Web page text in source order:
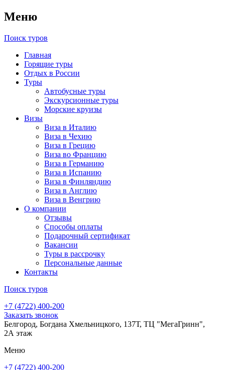
Меню
Поиск туров
Главная
Горящие туры
Отдых в России
Туры
Автобусные туры
Экскурсионные туры
Морские круизы
Визы
Виза в Италию
Виза в Чехию
Виза в Грецию
Виза во Францию
Виза в Германию
Виза в Испанию
Виза в Финляндию
Виза в Англию
Виза в Венгрию
О компании
Отзывы
Способы оплаты
Подарочный сертификат
Вакансии
Туры в рассрочку
Персональные данные
Контакты
Поиск туров
+7 (4722) 400-200
Заказать звонок
Белгород, Богдана Хмельницкого, 137Т, ТЦ "МегаГринн",
2А этаж
Меню
+7 (4722) 400-200